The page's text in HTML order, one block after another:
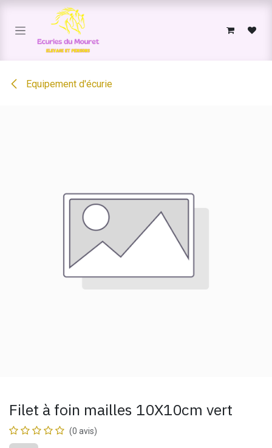
Se rendre au contenu
Equipement d'écurie
Filet à foin mailles 10X10cm vert
(0 avis)